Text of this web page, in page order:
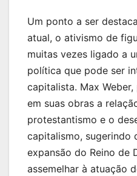
Um ponto a ser
atual, o ativismo de
muitas vezes ligado a
política que pode ser
capitalista. Max
em suas obras a
protestantismo e o
capitalismo, sugerindo
expansão do Reino de
assemelhar à atuação